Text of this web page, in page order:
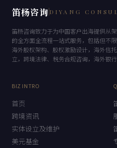
笛杨咨询 DIYANG
笛杨咨询致力于为中国客户出海提供从
的全方面全流程一站式服务，包括但不限
海外股权架构、股权激励设计，海外信
立，跨境法律、税务合规咨询，海外银行
BIZ INTRO
首页
跨境资讯
实体设立及维护
美元基金